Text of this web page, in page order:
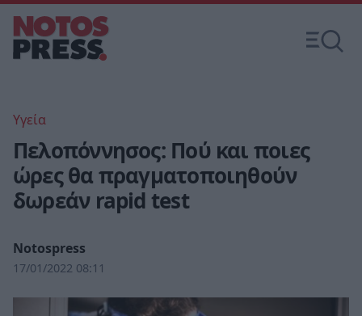
Υγεία
Πελοπόννησος: Πού και ποιες
ώρες θα πραγματοποιηθούν
δωρεάν rapid test
Notospress
17/01/2022 08:11